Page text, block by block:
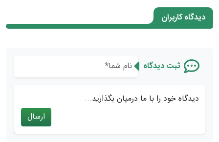
دیدگاه کاربران
ثبت دیدگاه
دیدگاه خود را با ما درمیان بگذارید...
ارسال